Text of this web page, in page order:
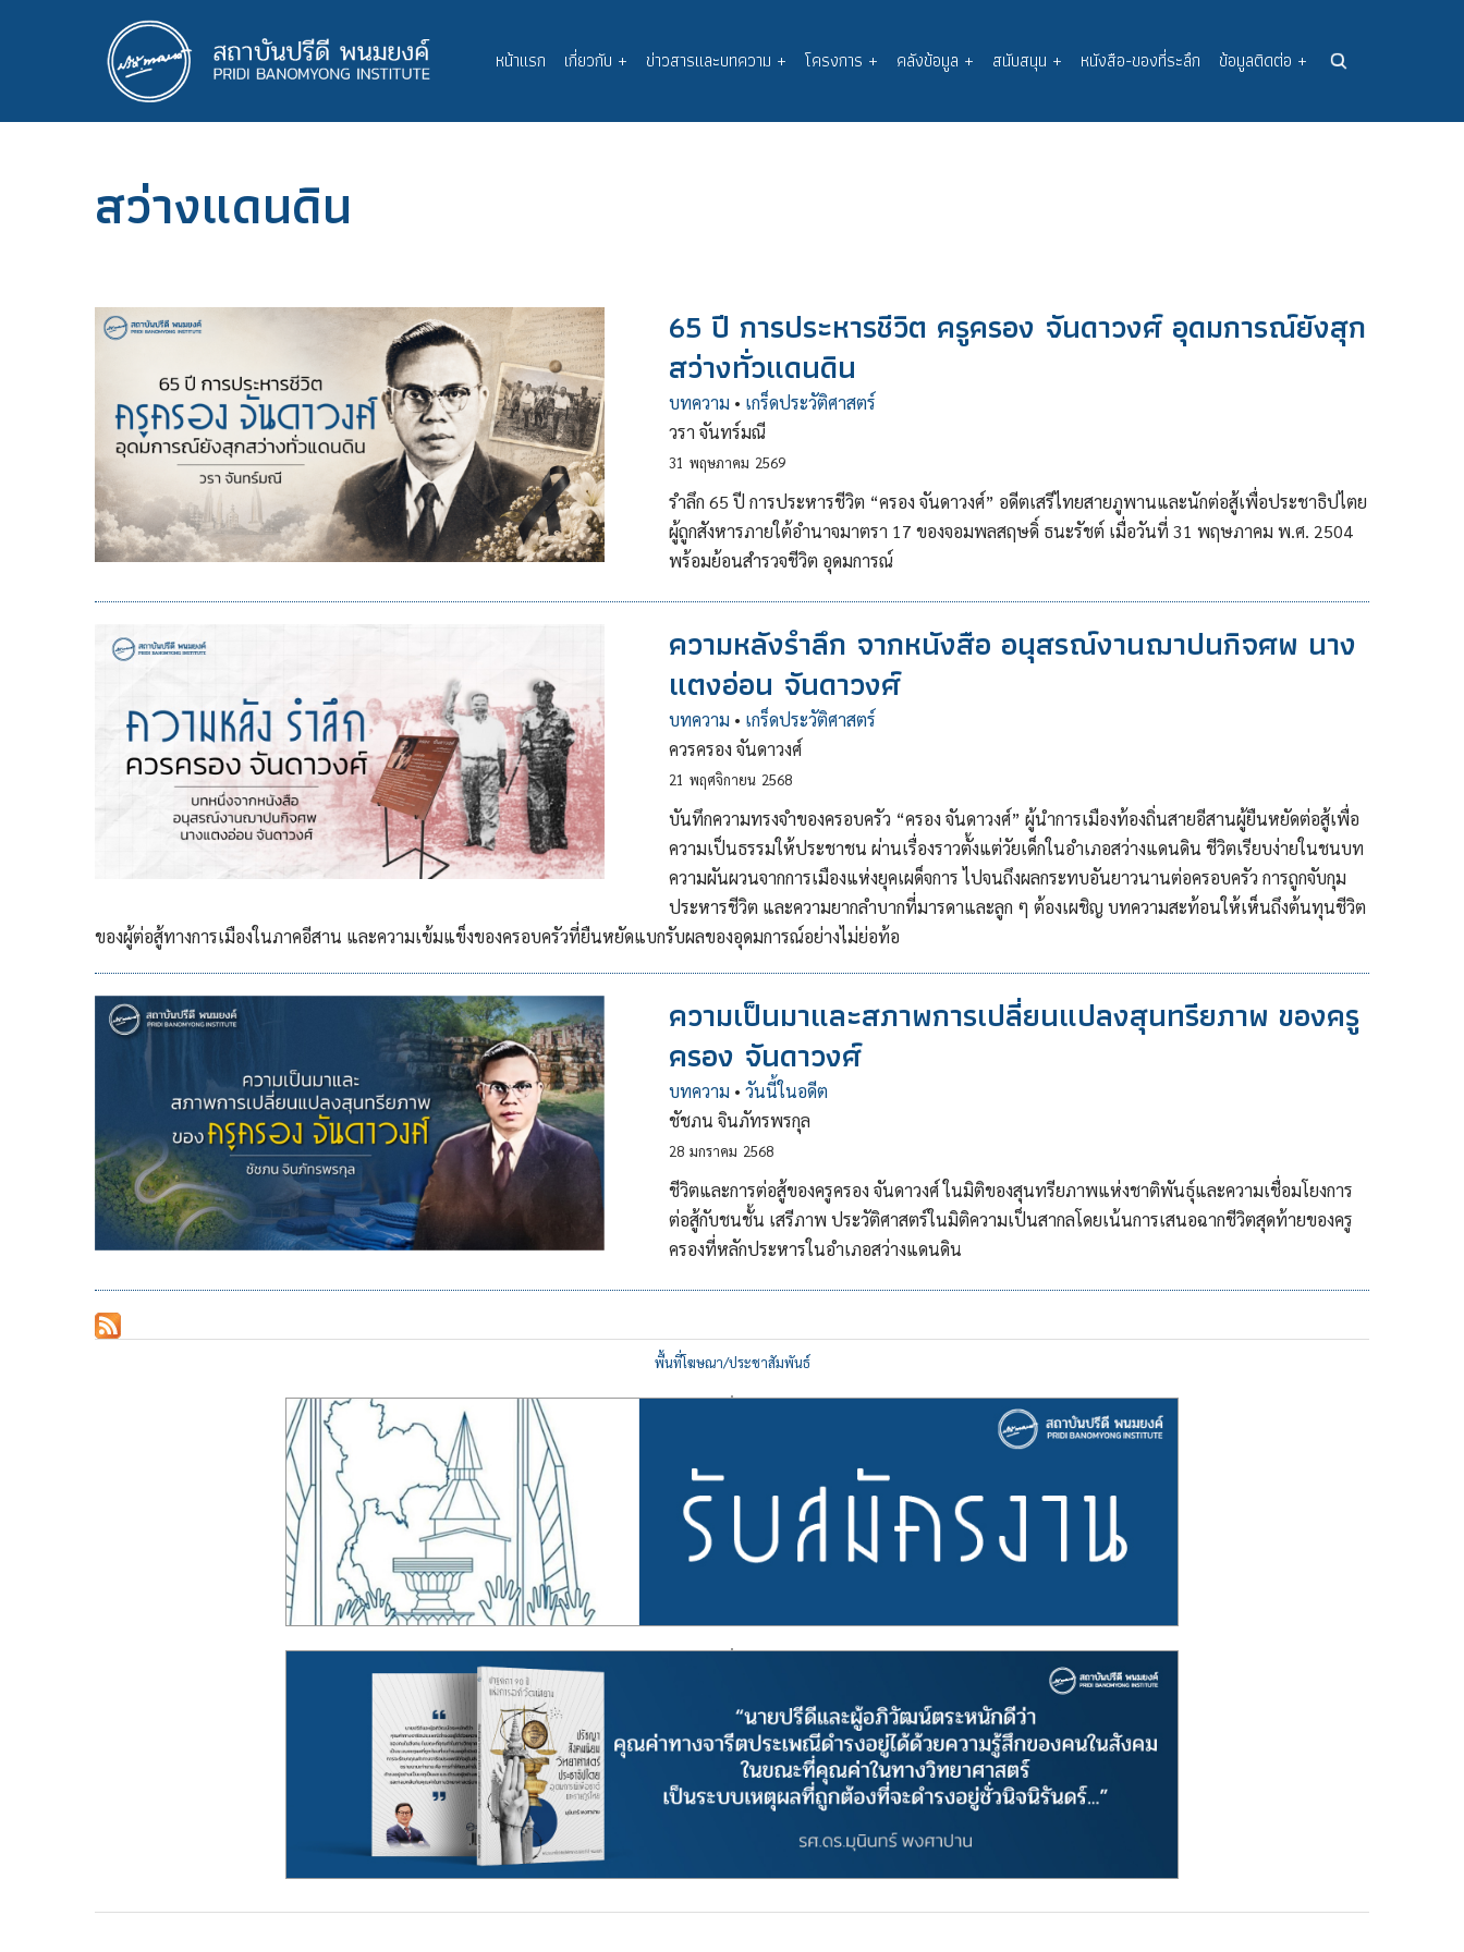
Main
navigation
หน้าแรก เกี่ยวกับ + ข่าวสารและบทความ + โครงการ + คลังข้อมูล + สนับสนุน + หนังสือ-ของที่ระลึก ข้อมูลติดต่อ +
สว่างแดนดิน
65 ปี การประหารชีวิต ครูครอง จันดาวงศ์ อุดมการณ์ยังสุก
สว่างทั่วแดนดิน
บทความ • เกร็ดประวัติศาสตร์
วรา จันทร์มณี
31 พฤษภาคม 2569
รำลึก 65 ปี การประหารชีวิต “ครอง จันดาวงศ์” อดีตเสรีไทยสายภูพานและนักต่อสู้เพื่อประชาธิปไตย
ผู้ถูกสังหารภายใต้อำนาจมาตรา 17 ของจอมพลสฤษดิ์ ธนะรัชต์ เมื่อวันที่ 31 พฤษภาคม พ.ศ. 2504
พร้อมย้อนสำรวจชีวิต อุดมการณ์
ความหลังรำลึก จากหนังสือ อนุสรณ์งานฌาปนกิจศพ นาง
แตงอ่อน จันดาวงศ์
บทความ • เกร็ดประวัติศาสตร์
ควรครอง จันดาวงศ์
21 พฤศจิกายน 2568
บันทึกความทรงจำของครอบครัว “ครอง จันดาวงศ์” ผู้นำการเมืองท้องถิ่นสายอีสานผู้ยืนหยัดต่อสู้เพื่อ
ความเป็นธรรมให้ประชาชน ผ่านเรื่องราวตั้งแต่วัยเด็กในอำเภอสว่างแดนดิน ชีวิตเรียบง่ายในชนบท
ความผันผวนจากการเมืองแห่งยุคเผด็จการ ไปจนถึงผลกระทบอันยาวนานต่อครอบครัว การถูกจับกุม
ประหารชีวิต และความยากลำบากที่มารดาและลูก ๆ ต้องเผชิญ บทความสะท้อนให้เห็นถึงต้นทุนชีวิต
ของผู้ต่อสู้ทางการเมืองในภาคอีสาน และความเข้มแข็งของครอบครัวที่ยืนหยัดแบกรับผลของอุดมการณ์อย่างไม่ย่อท้อ
ความเป็นมาและสภาพการเปลี่ยนแปลงสุนทรียภาพ ของครู
ครอง จันดาวงศ์
บทความ • วันนี้ในอดีต
ชัชภน จินภัทรพรกุล
28 มกราคม 2568
ชีวิตและการต่อสู้ของครูครอง จันดาวงศ์ ในมิติของสุนทรียภาพแห่งชาติพันธุ์และความเชื่อมโยงการ
ต่อสู้กับชนชั้น เสรีภาพ ประวัติศาสตร์ในมิติความเป็นสากลโดยเน้นการเสนอฉากชีวิตสุดท้ายของครู
ครองที่หลักประหารในอำเภอสว่างแดนดิน
พื้นที่โฆษณา/ประชาสัมพันธ์